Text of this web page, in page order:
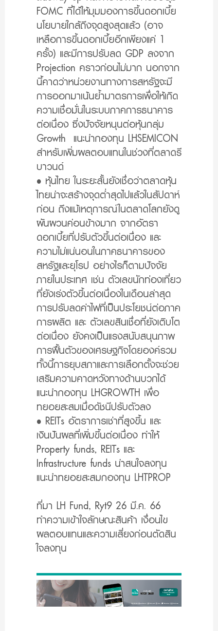
FOMC ที่ได้ให้มุมมองการขึ้นดอกเบี้ย
นโยบายใกล้ถึงจุดสูงสุดแล้ว (อาจ
เหลือการขึ้นดอกเบี้ยอีกเพียงแค่ 1
ครั้ง) และมีการปรับลด GDP ลงจาก
Projection คราวก่อนไม่มาก นอกจาก
นี้คาดว่าหน่วยงานทางการสหรัฐจะมี
การออกมาเน้นย้ำมาตรการเพื่อให้เกิด
ความเชื่อมั่นในระบบภาคการธนาคาร
ต่อเนื่อง ซึ่งปัจจัยหนุนต่อหุ้นกลุ่ม
Growth แนะนำกองทุน LHSEMICON
สำหรับเพิ่มผลตอบแทนในช่วงที่ตลาดรี
บาวนด์
• หุ้นไทย ในระยะสั้นยังเชื่อว่าตลาดหุ้น
ไทยน่าจะสร้างจุดต่ำสุดไปแล้วในสัปดาห์
ก่อน ถึงแม้เหตุการณ์ในตลาดโลกยังดู
ผันผวนค่อนข้างมาก จากอัตรา
ดอกเบี้ยที่ปรับตัวขึ้นต่อเนื่อง และ
ความไม่แน่นอนในภาคธนาคารของ
สหรัฐและยุโรป อย่างไรก็ตามปัจจัย
ภายในประเทศ เช่น ตัวเลขนักท่องเที่ยว
ที่ยังเร่งตัวขึ้นต่อเนื่องในเดือนล่าสุด
การปรับลดค่าไฟที่เป็นประโยชน์ต่อภาค
การผลิต และ ตัวเลขสินเชื่อที่ยังเติบโต
ต่อเนื่อง ยังคงเป็นแรงสนับสนุนภาพ
การฟื้นตัวของเศรษฐกิจโดยองค์รวม
ทั้งนี้การยุบสภาและการเลือกตั้งจะช่วย
เสริมความคาดหวังทางด้านบวกได้
แนะนำกองทุน LHGROWTH เพื่อ
ทยอยสะสมเมื่อดัชนีปรับตัวลง
• REITs อัตราการเช่าที่สูงขึ้น และ
เงินปันผลที่เพิ่มขึ้นต่อเนื่อง ทำให้
Property funds, REITs และ
Infrastructure funds น่าสนใจลงทุน
แนะนำทยอยสะสมกองทุน LHTPROP
ที่มา LH Fund, Ryt9 26 มี.ค. 66
ทำความเข้าใจลักษณะสินค้า เงื่อนไข
ผลตอบแทนและความเสี่ยงก่อนตัดสิน
ใจลงทุน